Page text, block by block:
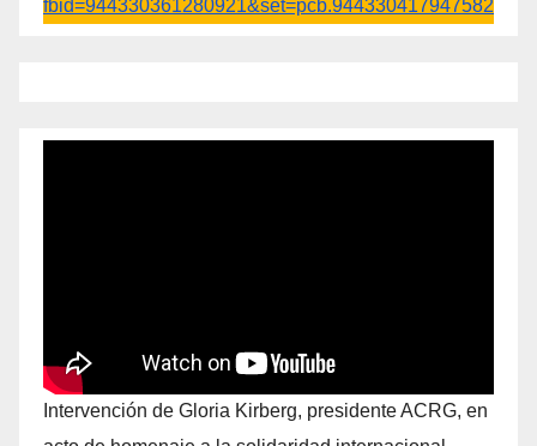
fbid=944330361280921&set=pcb.944330417947582
Intervención de Gloria Kirberg, presidente ACRG, en